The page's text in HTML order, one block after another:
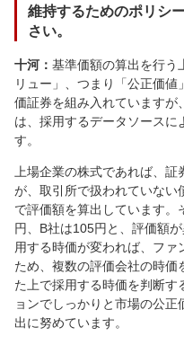
維持するためのポリシ
さい。
十河： 基準価額の算出を行う
リュー」、つまり「公正価
価証券を組み入れていますが
は、採用するデータソースに
す。
上場企業の株式であれば、
が、取引所で扱われていない
で評価額を算出しています
円、B社は105円と、評価額
用する時価が変われば、フ
ため、複数の評価会社の時価
た上で採用する時価を判断す
ョンでしっかりと市場の公
出に努めています。